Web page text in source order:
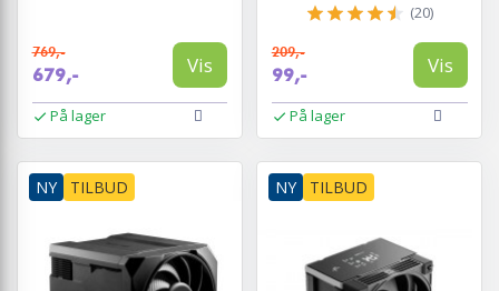
769,-
679,- Vis
På lager
(20)
209,-
99,- Vis
På lager
NY TILBUD NY TILBUD